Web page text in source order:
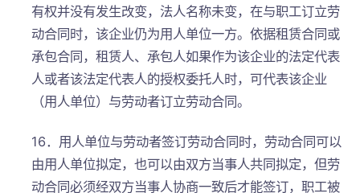
有权并没有发生改变，法人名称未变，在与职工订立劳
动合同时，该企业仍为用人单位一方。依据租赁合同或
承包合同，租赁人、承包人如果作为该企业的法定代表
人或者该法定代表人的授权委托人时，可代表该企业
（用人单位）与劳动者订立劳动合同。
16．用人单位与劳动者签订劳动合同时，劳动合同可以
由用人单位拟定，也可以由双方当事人共同拟定，但劳
动合同必须经双方当事人协商一致后才能签订，职工被